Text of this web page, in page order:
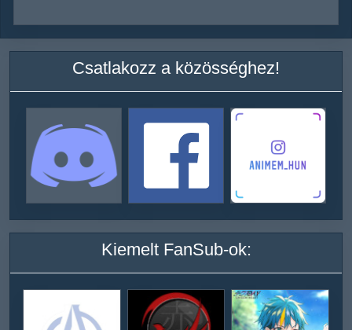
Csatlakozz a közösséghez!
Kiemelt FanSub-ok: